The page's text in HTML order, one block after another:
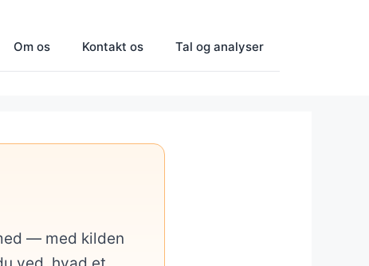
Om os Kontakt os Tal og analyser
— med kilden